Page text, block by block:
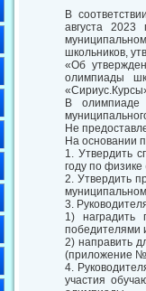
В
августа
школьников,
«Об
олимпиады
В олимпиаде
Не
На основании
1. Утвердить
году по
2. Утвердить
3.
1) наградить
победителями
2) направить
(приложение №
4.
участия